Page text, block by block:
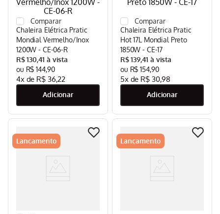
Chaleira Elétrica Pratic
Mondial Vermelho/Inox
1200W - CE-06-R
R$ 130,41
R$ 144,90
4x de R$ 36,22
Chaleira Elétrica Pratic
Hot 17L Mondial Preto
1850W - CE-17
R$ 139,41
R$ 154,90
5x de R$ 30,98
Lançamento Lançamento